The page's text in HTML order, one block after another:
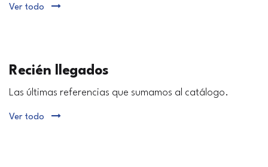
Ver todo
Recién llegados
Las últimas referencias que sumamos al catálogo.
Ver todo